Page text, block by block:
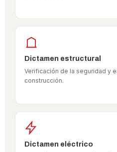
Dictamen estructural
Verificación de la seguridad y
construcción.
Dictamen eléctrico